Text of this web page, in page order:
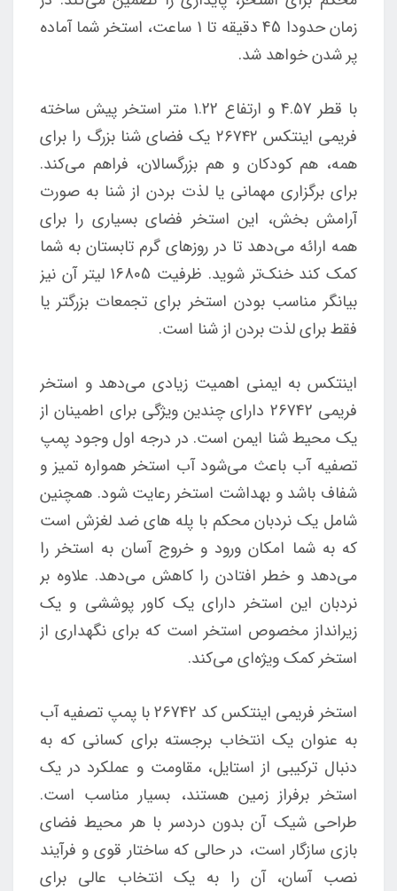
زمان حدودا 45 دقیقه تا 1 ساعت، استخر شما آماده
پر شدن خواهد شد.
با قطر 4.57 و ارتفاع 1.22 متر استخر پیش ساخته
فریمی اینتکس ۲۶۷۴۲ یک فضای شنا بزرگ را برای
همه، هم کودکان و هم بزرگسالان، فراهم می‌کند.
برای برگزاری مهمانی یا لذت بردن از شنا به صورت
آرامش بخش، این استخر فضای بسیاری را برای
همه ارائه می‌دهد تا در روزهای گرم تابستان به شما
کمک کند خنک‌تر شوید. ظرفیت 16805 لیتر آن نیز
بیانگر مناسب بودن استخر برای تجمعات بزرگتر یا
فقط برای لذت بردن از شنا است.
اینتکس به ایمنی اهمیت زیادی می‌دهد و استخر
فریمی 26742 دارای چندین ویژگی برای اطمینان از
یک محیط شنا ایمن است. در درجه اول وجود پمپ
تصفیه آب باعث می‌شود آب استخر همواره تمیز و
شفاف باشد و بهداشت استخر رعایت شود. همچنین
شامل یک نردبان محکم با پله های ضد لغزش است
که به شما امکان ورود و خروج آسان به استخر را
می‌دهد و خطر افتادن را کاهش می‌دهد. علاوه بر
نردبان این استخر دارای یک کاور پوششی و یک
زیرانداز مخصوص استخر است که برای نگهداری از
استخر کمک ویژه‌ای می‌کند.
استخر فریمی اینتکس کد 26742 با پمپ تصفیه آب
به عنوان یک انتخاب برجسته برای کسانی که به
دنبال ترکیبی از استایل، مقاومت و عملکرد در یک
استخر برفراز زمین هستند، بسیار مناسب است.
طراحی شیک آن بدون دردسر با هر محیط فضای
بازی سازگار است، در حالی که ساختار قوی و فرآیند
نصب آسان، آن را به یک انتخاب عالی برای